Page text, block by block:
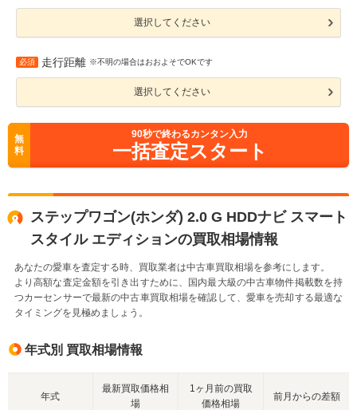
選択してください
必須 走行距離 ※不明の場合はおおよそでOKです
選択してください
無
料
90秒で終わるカンタン入力
一括査定スタート
ステップワゴン(ホンダ) 2.0 G HDDナビ スマート
スタイル エディションの買取相場情報
あなたの愛車を査定する時、買取業者は中古車買取相場を参考にします。
より高額な査定金額を引き出すために、国内最大級の中古車物件掲載数を持
つカーセンサーで最新の中古車買取相場を確認して、愛車を売却する最適な
タイミングを見極めましょう。
年式別 買取相場情報
年式
最新買取価格相
場
1ヶ月前の買取
価格相場
前月からの差額